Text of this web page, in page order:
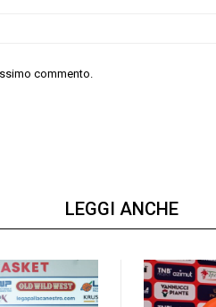
commento.
LEGGI ANCHE